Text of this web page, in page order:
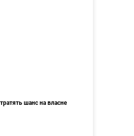
шанс на власне